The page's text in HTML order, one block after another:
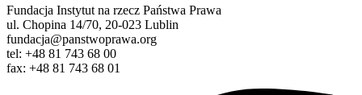
Fundacja Instytut na rzecz Państwa Prawa
ul. Chopina 14/70, 20-023 Lublin
fundacja@panstwoprawa.org
tel: +48 81 743 68 00
fax: +48 81 743 68 01